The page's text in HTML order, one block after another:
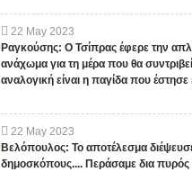
22 May 2023
Ραγκούσης: Ο Τσίπρας έφερε την
ανάχωμα για τη μέρα που θα
αναλογική είναι η παγίδα που έστησε
22 May 2023
Βελόπουλος: Το αποτέλεσμα
δημοσκόπους.... Περάσαμε δια πυρός